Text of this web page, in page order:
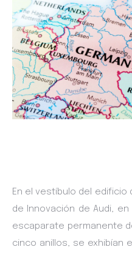
En el vestíbulo del
de Innovación de Audi,
escaparate permanente
cinco anillos, se exhibían